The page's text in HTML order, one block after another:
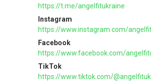
https://t.me/angelfitukraine
Instagram
https://www.instagram.com/
Facebook
https://www.facebook.com/
TikTok
https://www.tiktok.com/